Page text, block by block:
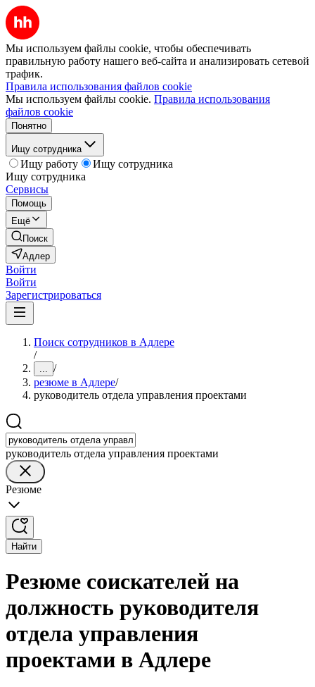
Мы используем файлы cookie, чтобы обеспечивать
правильную работу нашего веб-сайта и анализировать сетевой
трафик.
Правила использования файлов cookie
Мы используем файлы cookie. Правила использования
файлов cookie
Понятно
Ищу сотрудника
Ищу работу
Ищу сотрудника
Ищу сотрудника
Сервисы
Помощь
Ещё
Поиск
Адлер
Войти
Войти
Зарегистрироваться
Поиск сотрудников в Адлере
/
... /
резюме в Адлере/
руководитель отдела управления проектами
руководитель отдела управления проектами
Резюме
Найти
Резюме соискателей на
должность руководителя
отдела управления
проектами в Адлере